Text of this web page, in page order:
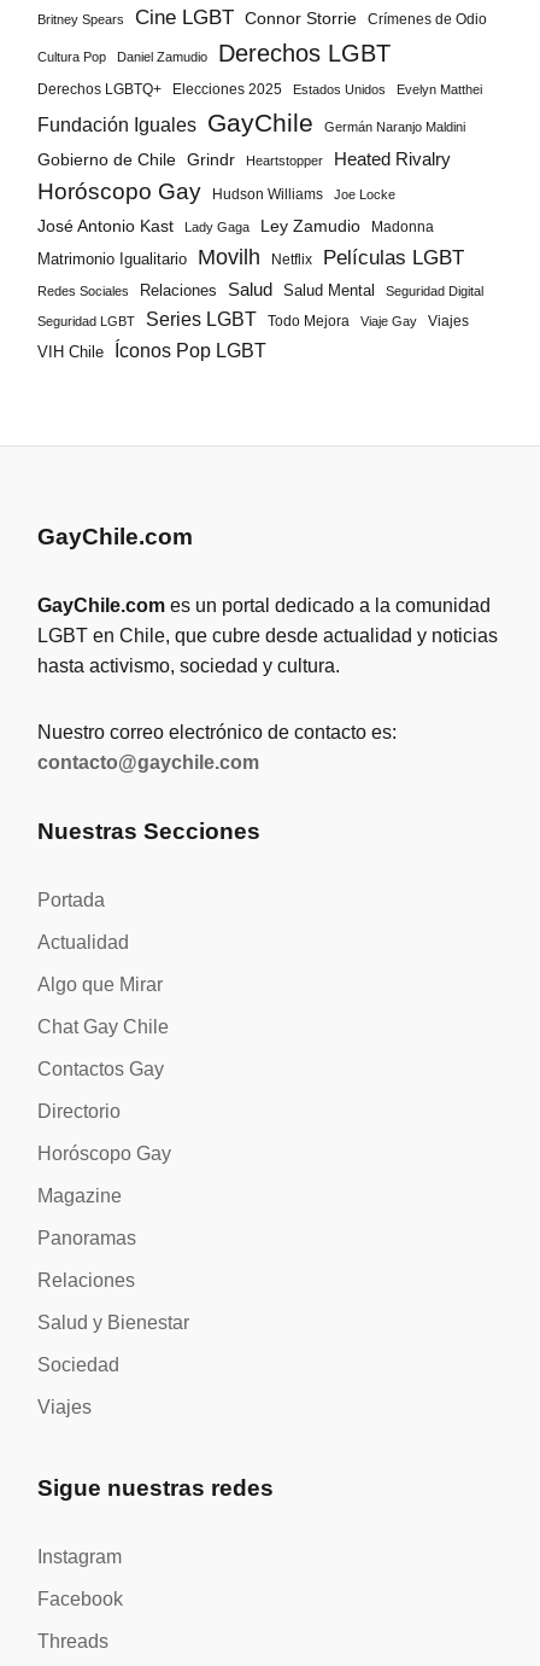
Britney Spears Cine LGBT Connor Storrie Crímenes de Odio
Cultura Pop Daniel Zamudio Derechos LGBT
Derechos LGBTQ+ Elecciones 2025 Estados Unidos Evelyn Matthei
Fundación Iguales GayChile Germán Naranjo Maldini
Gobierno de Chile Grindr Heartstopper Heated Rivalry
Horóscopo Gay Hudson Williams Joe Locke
José Antonio Kast Lady Gaga Ley Zamudio Madonna
Matrimonio Igualitario Movilh Netflix Películas LGBT
Redes Sociales Relaciones Salud Salud Mental Seguridad Digital
Seguridad LGBT Series LGBT Todo Mejora Viaje Gay
Viajes
VIH Chile
Íconos Pop LGBT
GayChile.com
GayChile.com es un portal dedicado a la comunidad
LGBT en Chile, que cubre desde actualidad y noticias
hasta activismo, sociedad y cultura.
Nuestro correo electrónico de contacto es:
contacto@gaychile.com
Nuestras Secciones
Portada
Actualidad
Algo que Mirar
Chat Gay Chile
Contactos Gay
Directorio
Horóscopo Gay
Magazine
Panoramas
Relaciones
Salud y Bienestar
Sociedad
Viajes
Sigue nuestras redes
Instagram
Facebook
Threads